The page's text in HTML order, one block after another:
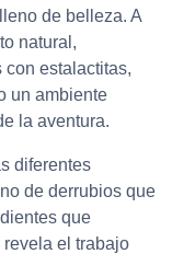
de belleza. A
natural,
estalactitas,
un ambiente
la aventura.
diferentes
de derrubios que
que
el trabajo